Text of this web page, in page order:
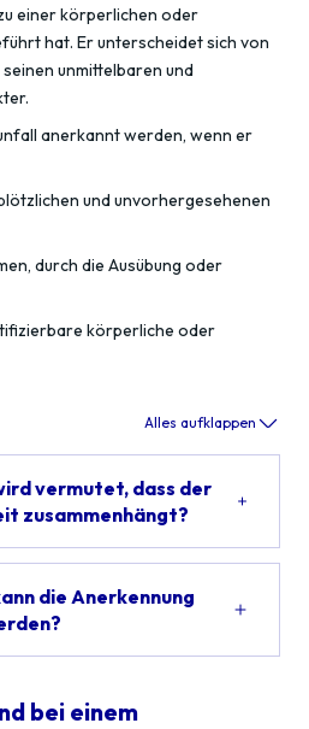
einer körperlichen oder
hat. Er unterscheidet sich von
unmittelbaren und
anerkannt werden, wenn er
und unvorhergesehenen
durch die Ausübung oder
körperliche oder
Alles aufklappen
vermutet, dass der
zusammenhängt?
die Anerkennung
bei einem